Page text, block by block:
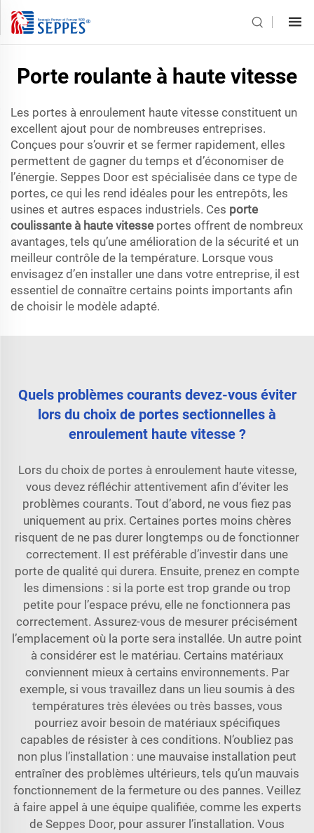
Porte roulante à haute vitesse
Les portes à enroulement haute vitesse constituent un
excellent ajout pour de nombreuses entreprises.
Conçues pour s’ouvrir et se fermer rapidement, elles
permettent de gagner du temps et d’économiser de
l’énergie. Seppes Door est spécialisée dans ce type de
portes, ce qui les rend idéales pour les entrepôts, les
usines et autres espaces industriels. Ces porte
coulissante à haute vitesse portes offrent de nombreux
avantages, tels qu’une amélioration de la sécurité et un
meilleur contrôle de la température. Lorsque vous
envisagez d’en installer une dans votre entreprise, il est
essentiel de connaître certains points importants afin
de choisir le modèle adapté.
Quels problèmes courants devez-vous éviter
lors du choix de portes sectionnelles à
enroulement haute vitesse ?
Lors du choix de portes à enroulement haute vitesse,
vous devez réfléchir attentivement afin d’éviter les
problèmes courants. Tout d’abord, ne vous fiez pas
uniquement au prix. Certaines portes moins chères
risquent de ne pas durer longtemps ou de fonctionner
correctement. Il est préférable d’investir dans une
porte de qualité qui durera. Ensuite, prenez en compte
les dimensions : si la porte est trop grande ou trop
petite pour l’espace prévu, elle ne fonctionnera pas
correctement. Assurez-vous de mesurer précisément
l’emplacement où la porte sera installée. Un autre point
à considérer est le matériau. Certains matériaux
conviennent mieux à certains environnements. Par
exemple, si vous travaillez dans un lieu soumis à des
températures très élevées ou très basses, vous
pourriez avoir besoin de matériaux spécifiques
capables de résister à ces conditions. N’oubliez pas
non plus l’installation : une mauvaise installation peut
entraîner des problèmes ultérieurs, tels qu’un mauvais
fonctionnement de la fermeture ou des pannes. Veillez
à faire appel à une équipe qualifiée, comme les experts
de Seppes Door, pour assurer l’installation. Vous